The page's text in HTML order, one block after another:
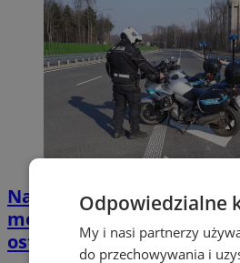
Na drogach można
motocyklistów. Policjanci
ostrożność i rozwagę
Odpowiedzialne
My i nasi partnerzy
do przechowywania i